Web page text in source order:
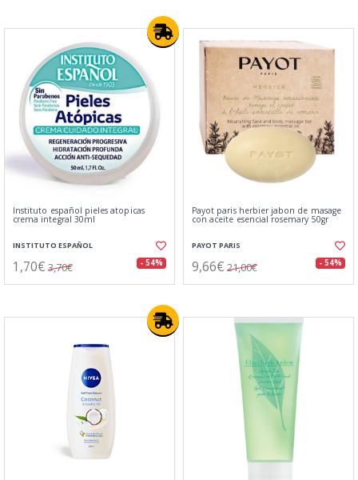
Instituto español pieles atopicas
crema integral 30ml
INSTITUTO ESPAÑOL
1,70€ 3,70€ - 54%
Payot paris herbier jabon de masage
con aceite esencial rosemary 50gr
PAYOT PARIS
9,66€ 21,00€ - 54%